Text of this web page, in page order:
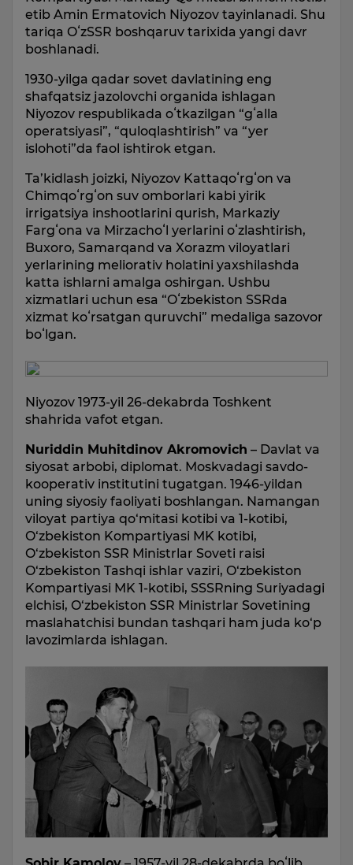
etib Amin Ermatovich Niyozov tayinlanadi. Shu
tariqa OʻzSSR boshqaruv tarixida yangi davr
boshlanadi.
1930-yilga qadar sovet davlatining eng
shafqatsiz jazolovchi organida ishlagan
Niyozov respublikada oʻtkazilgan “gʻalla
operatsiyasi”, “quloqlashtirish” va “yer
islohoti”da faol ishtirok etgan.
Ta’kidlash joizki, Niyozov Kattaqoʻrgʻon va
Chimqoʻrgʻon suv omborlari kabi yirik
irrigatsiya inshootlarini qurish, Markaziy
Fargʻona va Mirzachoʻl yerlarini oʻzlashtirish,
Buxoro, Samarqand va Xorazm viloyatlari
yerlarining meliorativ holatini yaxshilashda
katta ishlarni amalga oshirgan. Ushbu
xizmatlari uchun esa “Oʻzbekiston SSRda
xizmat koʻrsatgan quruvchi” medaliga sazovor
boʻlgan.
Niyozov 1973-yil 26-dekabrda Toshkent
shahrida vafot etgan.
Nuriddin Muhitdinov Akromovich – Davlat va
siyosat arbobi, diplomat. Moskvadagi savdo-
kooperativ institutini tugatgan. 1946-yildan
uning siyosiy faoliyati boshlangan. Namangan
viloyat partiya qo‘mitasi kotibi va 1-kotibi,
O‘zbekiston Kompartiyasi MK kotibi,
O‘zbekiston SSR Ministrlar Soveti raisi
O‘zbekiston Tashqi ishlar vaziri, O‘zbekiston
Kompartiyasi MK 1-kotibi, SSSRning Suriyadagi
elchisi, O‘zbekiston SSR Ministrlar Sovetining
maslahatchisi bundan tashqari ham juda ko‘p
lavozimlarda ishlagan.